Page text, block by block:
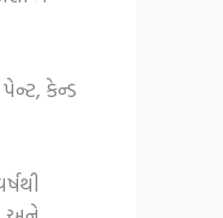
કેન્ડ